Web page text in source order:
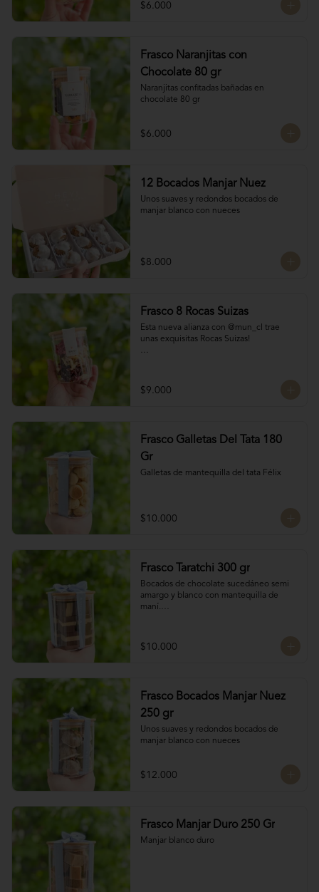
$6.000
Frasco Naranjitas con
Chocolate 80 gr
Naranjitas confitadas bañadas en
chocolate 80 gr
$6.000
12 Bocados Manjar Nuez
Unos suaves y redondos bocados de
manjar blanco con nueces
$8.000
Frasco 8 Rocas Suizas
Esta nueva alianza con @mun_cl trae
unas exquisitas Rocas Suizas!
chocolate
Chocolate de leche
Chocolate Blanco
$9.000
Frasco Galletas Del Tata 180
Gr
Galletas de mantequilla del tata Félix
$10.000
Frasco Taratchi 300 gr
Bocados de chocolate sucedáneo semi
amargo y blanco con mantequilla de
maní.
$10.000
Frasco Bocados Manjar Nuez
250 gr
Unos suaves y redondos bocados de
manjar blanco con nueces
$12.000
Frasco Manjar Duro 250 Gr
Manjar blanco duro